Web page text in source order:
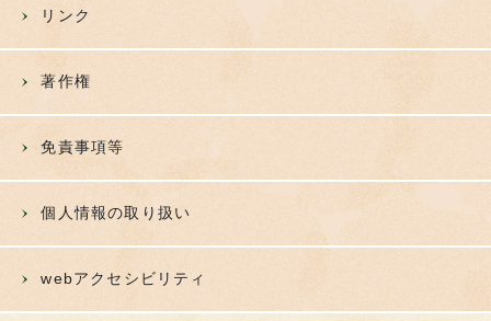
リンク
著作権
免責事項等
個人情報の取り扱い
webアクセシビリティ